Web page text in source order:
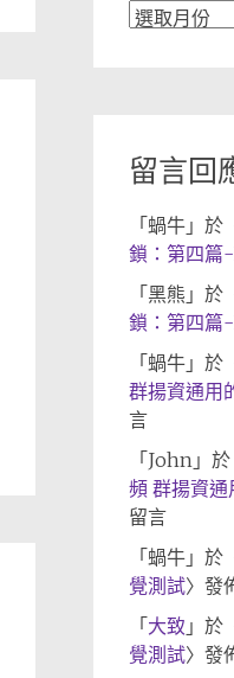
文
留言回
「 蝸牛」於
鎖：第四篇
「 黑熊 」於
鎖：第四篇
「 蝸牛」於
群揚資通用
言
「 John」於
頻 群揚資通
留言
「 蝸牛」於
覺測試〉發
「 大致 」於
覺測試〉發